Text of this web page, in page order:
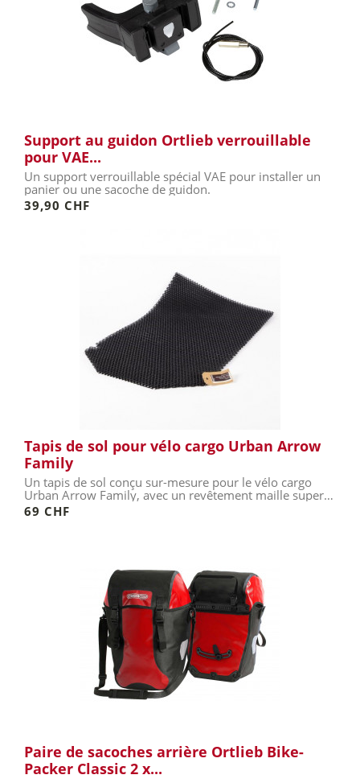
Support au guidon Ortlieb verrouillable
pour VAE...
Un support verrouillable spécial VAE pour installer un
panier ou une sacoche de guidon.
39,90 CHF
Tapis de sol pour vélo cargo Urban Arrow
Family
Un tapis de sol conçu sur-mesure pour le vélo cargo
Urban Arrow Family, avec un revêtement maille super
résistant et...
69 CHF
Paire de sacoches arrière Ortlieb Bike-
Packer Classic 2 x...